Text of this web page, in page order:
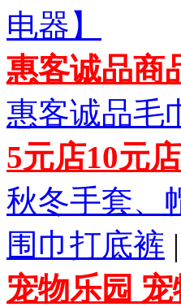
电器】
惠客诚品商
惠客诚品毛
5元店10元
秋冬手套、
围巾打底裤 |
宠物乐园